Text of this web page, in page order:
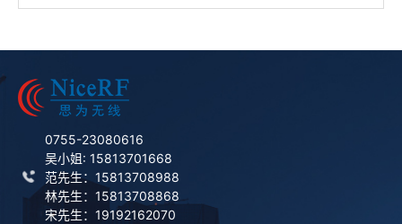
0755-23080616
吴小姐: 15813701668
范先生：15813708988
林先生：15813708868
宋先生：19192162070